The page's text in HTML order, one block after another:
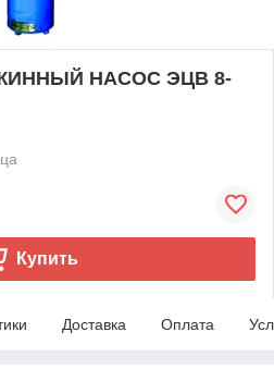
НАСОС ЭЦВ 8-
Купить
Доставка Оплата